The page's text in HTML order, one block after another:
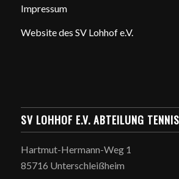
Impressum
Website des SV Lohhof e.V.
SV LOHHOF E.V. ABTEILUNG TENNIS
Hartmut-Hermann-Weg 1
85716 Unterschleißheim